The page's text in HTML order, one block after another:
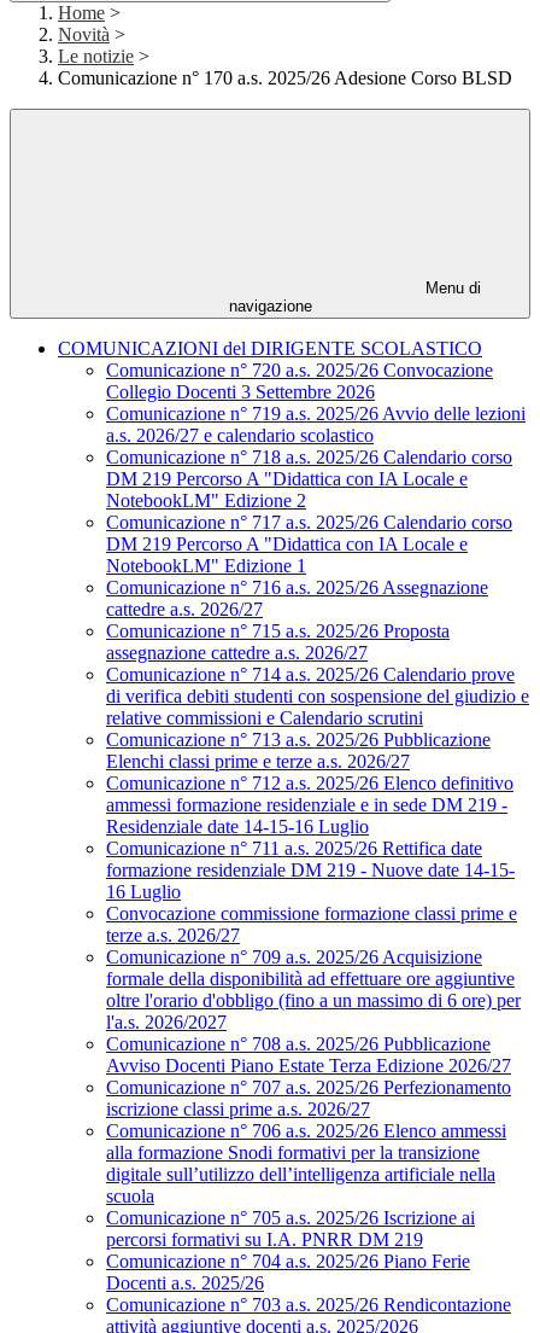
Home >
Novità >
Le notizie >
Comunicazione n° 170 a.s. 2025/26 Adesione Corso BLSD
Menu di
navigazione
COMUNICAZIONI del DIRIGENTE SCOLASTICO
Comunicazione n° 720 a.s. 2025/26 Convocazione
Collegio Docenti 3 Settembre 2026
Comunicazione n° 719 a.s. 2025/26 Avvio delle lezioni
a.s. 2026/27 e calendario scolastico
Comunicazione n° 718 a.s. 2025/26 Calendario corso
DM 219 Percorso A "Didattica con IA Locale e
NotebookLM" Edizione 2
Comunicazione n° 717 a.s. 2025/26 Calendario corso
DM 219 Percorso A "Didattica con IA Locale e
NotebookLM" Edizione 1
Comunicazione n° 716 a.s. 2025/26 Assegnazione
cattedre a.s. 2026/27
Comunicazione n° 715 a.s. 2025/26 Proposta
assegnazione cattedre a.s. 2026/27
Comunicazione n° 714 a.s. 2025/26 Calendario prove
di verifica debiti studenti con sospensione del giudizio e
relative commissioni e Calendario scrutini
Comunicazione n° 713 a.s. 2025/26 Pubblicazione
Elenchi classi prime e terze a.s. 2026/27
Comunicazione n° 712 a.s. 2025/26 Elenco definitivo
ammessi formazione residenziale e in sede DM 219 -
Residenziale date 14-15-16 Luglio
Comunicazione n° 711 a.s. 2025/26 Rettifica date
formazione residenziale DM 219 - Nuove date 14-15-
16 Luglio
Convocazione commissione formazione classi prime e
terze a.s. 2026/27
Comunicazione n° 709 a.s. 2025/26 Acquisizione
formale della disponibilità ad effettuare ore aggiuntive
oltre l'orario d'obbligo (fino a un massimo di 6 ore) per
l'a.s. 2026/2027
Comunicazione n° 708 a.s. 2025/26 Pubblicazione
Avviso Docenti Piano Estate Terza Edizione 2026/27
Comunicazione n° 707 a.s. 2025/26 Perfezionamento
iscrizione classi prime a.s. 2026/27
Comunicazione n° 706 a.s. 2025/26 Elenco ammessi
alla formazione Snodi formativi per la transizione
digitale sull’utilizzo dell’intelligenza artificiale nella
scuola
Comunicazione n° 705 a.s. 2025/26 Iscrizione ai
percorsi formativi su I.A. PNRR DM 219
Comunicazione n° 704 a.s. 2025/26 Piano Ferie
Docenti a.s. 2025/26
Comunicazione n° 703 a.s. 2025/26 Rendicontazione
attività aggiuntive docenti a.s. 2025/2026